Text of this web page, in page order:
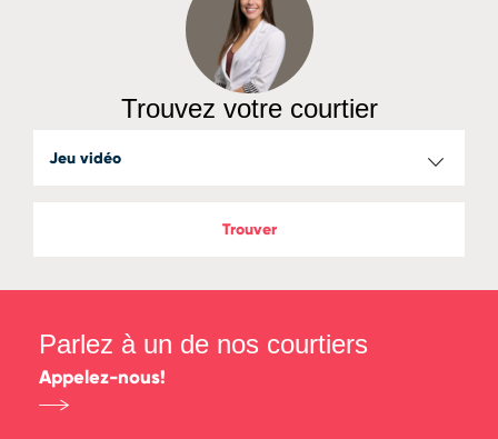
Trouvez votre courtier
Trouver
Parlez à un de nos courtiers
Appelez-nous!